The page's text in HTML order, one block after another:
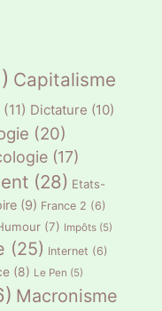
Capitalisme
(11) Dictature (10)
(20)
(17)
(28) Etats-
(9) France 2 (6)
(7) Impôts (5)
(25) Internet (6)
(8) Le Pen (5)
Macronisme